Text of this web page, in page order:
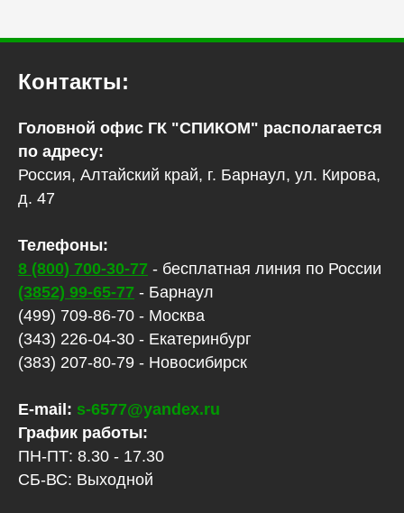
Контакты:
Головной офис ГК "СПИКОМ" располагается
по адресу:
Россия, Алтайский край, г. Барнаул, ул. Кирова,
д. 47
Телефоны:
8 (800) 700-30-77 - бесплатная линия по России
(3852) 99-65-77 - Барнаул
(499) 709-86-70 - Москва
(343) 226-04-30 - Екатеринбург
(383) 207-80-79 - Новосибирск
E-mail: s-6577@yandex.ru
График работы:
ПН-ПТ: 8.30 - 17.30
СБ-ВС: Выходной